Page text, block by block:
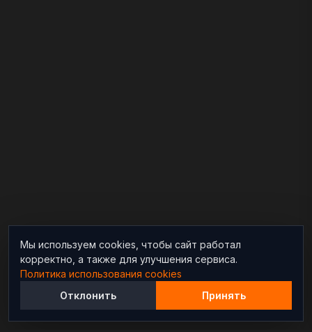
Мы используем cookies, чтобы сайт работал
корректно, а также для улучшения сервиса.
Политика использования cookies
Отклонить
Принять